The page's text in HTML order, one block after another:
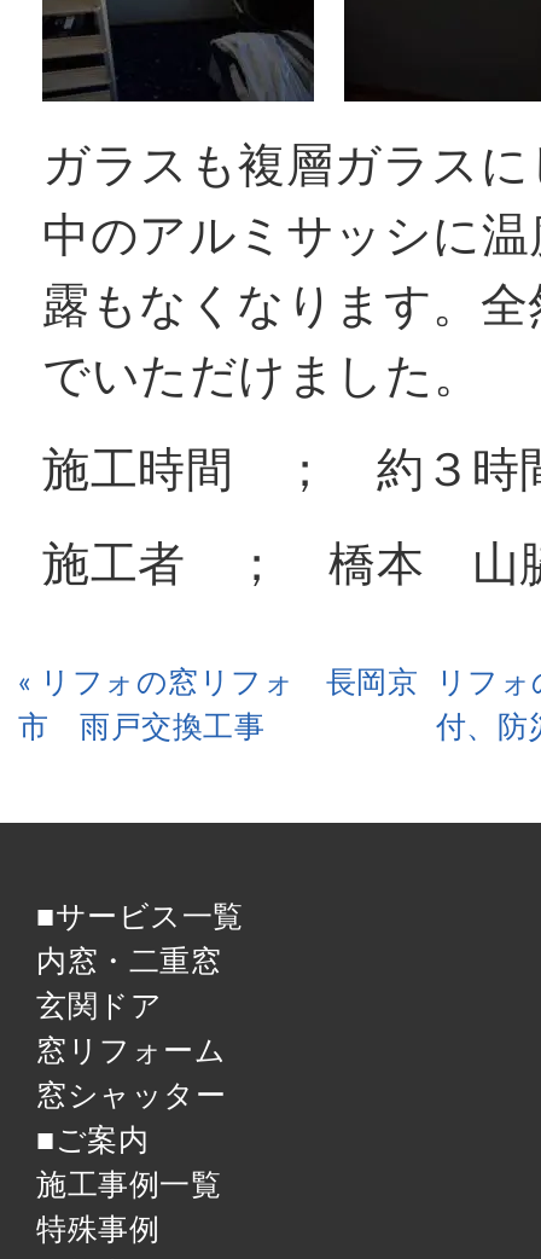
ガラスも複層ガラス
中のアルミサッシに
露もなくなります。
でいただけました。
施工時間 ； 約３時
施工者 ； 橋本 山
リフ
付、防
« リフォの窓リフォ 長岡京
市 雨戸交換工事
■サービス一覧
内窓・二重窓
玄関ドア
窓リフォーム
窓シャッター
■ご案内
施工事例一覧
特殊事例